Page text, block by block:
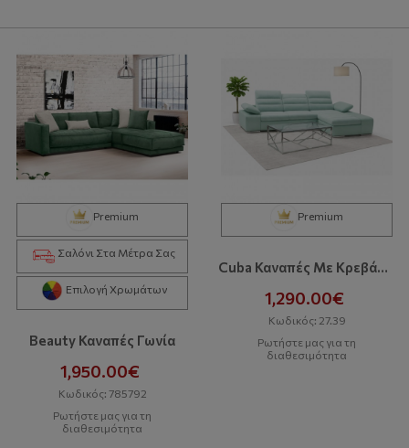
Premium
Σαλόνι Στα Μέτρα Σας
Επιλογή Χρωμάτων
Beauty Καναπές Γωνία
1,950.00€
Κωδικός: 785792
Ρωτήστε μας για τη
διαθεσιμότητα
Premium
Cuba Καναπές Με Κρεβάτι Και Αποθηκευτικό Χώρο
1,290.00€
Κωδικός: 27.39
Ρωτήστε μας για τη
διαθεσιμότητα